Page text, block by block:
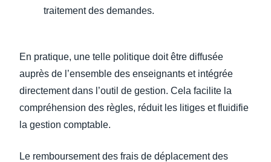
traitement des demandes.
En pratique, une telle politique doit être diffusée
auprès de l’ensemble des enseignants et intégrée
directement dans l’outil de gestion. Cela facilite la
compréhension des règles, réduit les litiges et fluidifie
la gestion comptable.
Le remboursement des frais de déplacement des